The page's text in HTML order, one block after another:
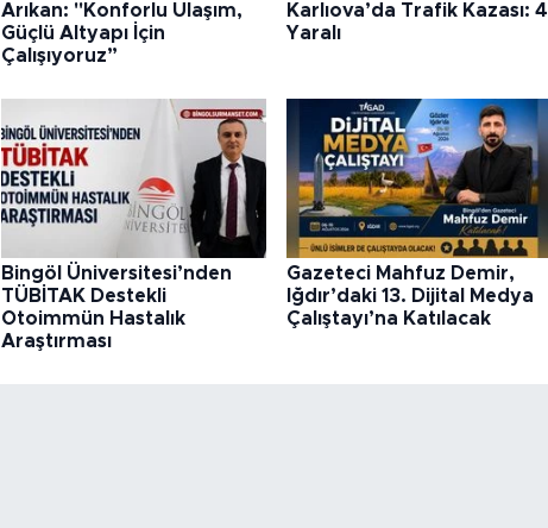
Arıkan: "Konforlu Ulaşım,
Güçlü Altyapı İçin
Çalışıyoruz”
Karlıova’da Trafik Kazası: 4
Yaralı
Bingöl Üniversitesi’nden
TÜBİTAK Destekli
Otoimmün Hastalık
Araştırması
Gazeteci Mahfuz Demir,
Iğdır’daki 13. Dijital Medya
Çalıştayı’na Katılacak